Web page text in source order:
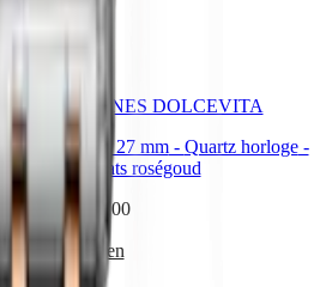
LONGINES DOLCEVITA
17.70 X 27 mm- Quartz horloge-
18-karaats roségoud
€ 5.000,00
Nu kopen